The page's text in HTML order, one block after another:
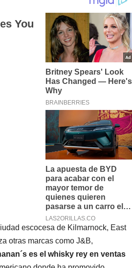
escocesa de Kilmarnock, East
otras marcas como J&B,
es el whisky rey en ventas